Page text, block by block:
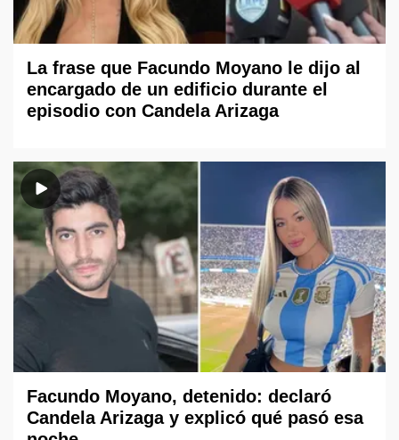
La frase que Facundo Moyano le dijo al
encargado de un edificio durante el
episodio con Candela Arizaga
Facundo Moyano, detenido: declaró
Candela Arizaga y explicó qué pasó esa